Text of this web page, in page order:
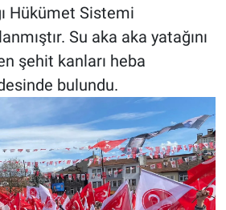
Hükümet Sistemi
Su aka aka yatağını
şehit kanları heba
bulundu.